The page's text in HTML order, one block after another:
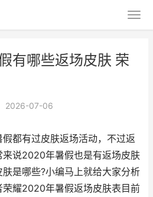
有哪些返场皮肤 荣
2026-07-06
都有过皮肤返场活动，不过返
说2020年暑假也是有返场皮肤
是哪些?小编马上就给大家分析
耀2020年暑假返场皮肤表目前